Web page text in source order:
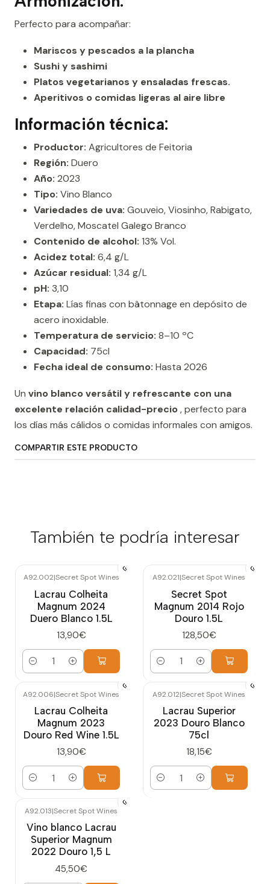
Perfecto para acompañar:
Mariscos y pescados a la plancha
Sushi y sashimi
Platos vegetarianos y ensaladas frescas.
Aperitivos o comidas ligeras al aire libre
Información técnica:
Productor: Agricultores de Feitoria
Región: Duero
Año: 2023
Tipo: Vino Blanco
Variedades de uva: Gouveio, Viosinho, Rabigato,
Verdelho, Moscatel Galego Branco
Contenido de alcohol: 13% Vol.
Acidez total: 6,4 g/L
Azúcar residual: 1,34 g/L
pH: 3,10
Etapa: Lías finas con bâtonnage en depósito de
acero inoxidable.
Temperatura de servicio: 8–10 ºC
Capacidad: 75cl
Fecha ideal de consumo: Hasta 2026
Un vino blanco versátil y refrescante con una
excelente relación calidad-precio, perfecto para
los días más cálidos o comidas informales con amigos.
COMPARTIR ESTE PRODUCTO
También te podría interesar
A92.002|Secret Spot Wines
Lacrau Colheita
Magnum 2024
Duero Blanco 1.5L
13,90€
Cantidad
A92.021|Secret Spot Wines
Secret Spot
Magnum 2014 Rojo
Douro 1.5L
128,50€
Cantidad
A92.006|Secret Spot Wines
Lacrau Colheita
Magnum 2023
Douro Red Wine 1.5L
13,90€
Cantidad
A92.012|Secret Spot Wines
Lacrau Superior
2023 Douro Blanco
75cl
18,15€
Cantidad
A92.013|Secret Spot Wines
Vino blanco Lacrau
Superior Magnum
2022 Douro 1,5 L
45,50€